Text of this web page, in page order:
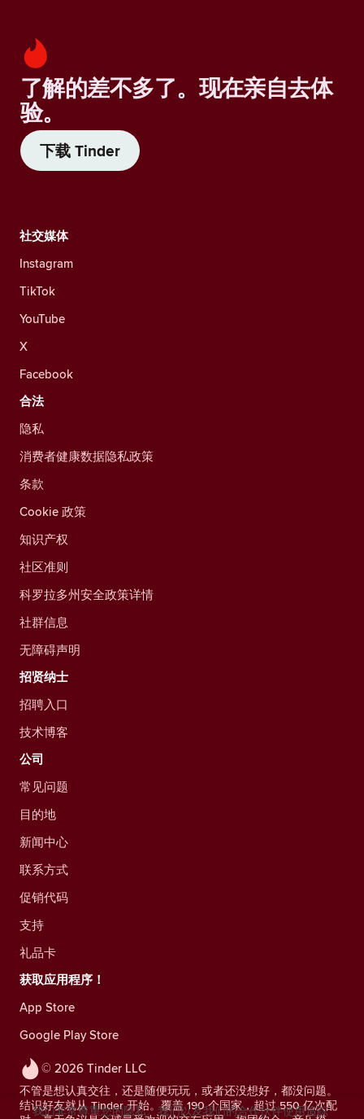
了解的差不多了。现在亲自去体
验。
下载 Tinder
© 2026 Tinder LLC
不管是想认真交往，还是随便玩玩，或者还没想好，都没问题。
结识好友就从 Tinder 开始。覆盖 190 个国家，超过 550 亿次配
社交媒体
Instagram
TikTok
YouTube
X
Facebook
合法
隐私
消费者健康数据隐私政策
条款
Cookie 政策
知识产权
社区准则
科罗拉多州安全政策详情
社群信息
无障碍声明
招贤纳士
招聘入口
技术博客
公司
常见问题
目的地
新闻中心
联系方式
促销代码
支持
礼品卡
获取应用程序！
App Store
Google Play Store
我们非常尊重您的隐私。我们以及我们的合作伙伴使用追踪